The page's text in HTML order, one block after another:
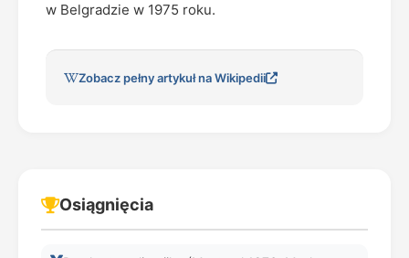
w Belgradzie w 1975 roku.
Zobacz pełny artykuł na Wikipedii
Osiągnięcia